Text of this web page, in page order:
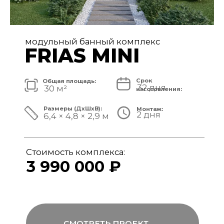
4 890 000 ₽
Монтаж:
2 дня
8,4 × 4,8 × 3,1 м
Размеры (ДxШxВ):
32 дня
изготовления:
40 м²
модульный банный комплекс